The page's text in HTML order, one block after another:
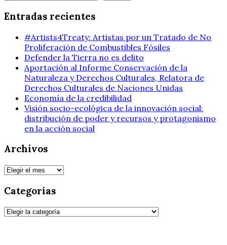
Entradas recientes
#Artists4Treaty: Artistas por un Tratado de No
Proliferación de Combustibles Fósiles
Defender la Tierra no es delito
Aportación al Informe Conservación de la
Naturaleza y Derechos Culturales, Relatora de
Derechos Culturales de Naciones Unidas
Economía de la credibilidad
Visión socio-ecológica de la innovación social:
distribución de poder y recursos y protagonismo
en la acción social
Archivos
Archivos
Categorías
Categorías